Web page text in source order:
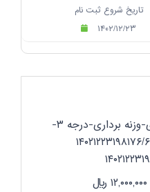
تاریخ شروع ثبت نام
۱۴۰۲/۱۲/۲۳
داوری درجه ۳ وزنه برداری-وزنه برداری-درجه ۳-
۱۴۰۲۱۲۲۳۱۹۸۱۷۶/۶۳۳۶۷
۶۳۳۶۷
ریال